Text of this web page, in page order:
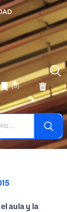
(0)
aula y la